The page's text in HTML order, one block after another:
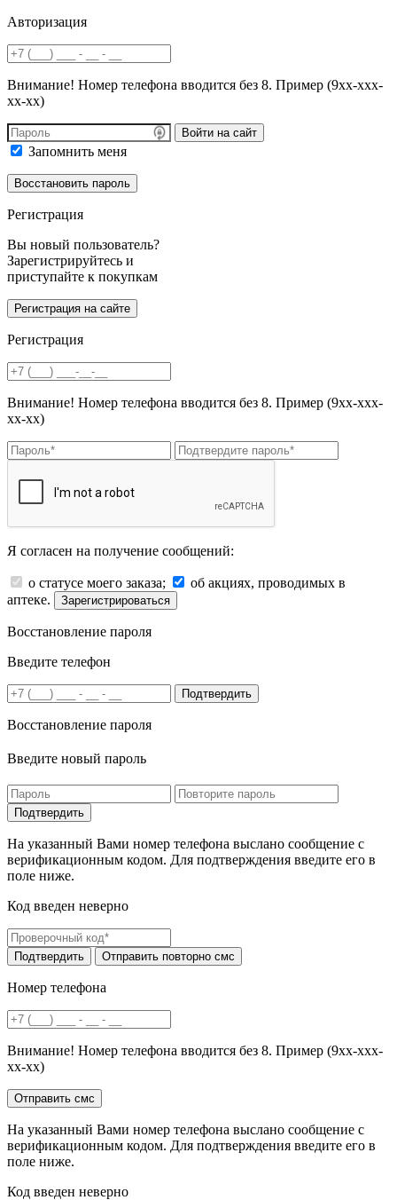
Авторизация
Внимание! Номер телефона вводится без 8. Пример (9хх-ххх-
хх-хх)
Войти на сайт
Запомнить меня
Регистрация
Вы новый пользователь?
Зарегистрируйтесь и
приступайте к покупкам
Регистрация
Внимание! Номер телефона вводится без 8. Пример (9хх-ххх-
хх-хх)
Я согласен на получение сообщений:
о статусе моего заказа;
об акциях, проводимых в
аптеке.
Зарегистрироваться
Восстановление пароля
Введите телефон
Подтвердить
Восстановление пароля
Введите новый пароль
На указанный Вами номер телефона выслано сообщение с
верификационным кодом. Для подтверждения введите его в
поле ниже.
Код введен неверно
Номер телефона
Внимание! Номер телефона вводится без 8. Пример (9хх-ххх-
хх-хх)
На указанный Вами номер телефона выслано сообщение с
верификационным кодом. Для подтверждения введите его в
поле ниже.
Код введен неверно